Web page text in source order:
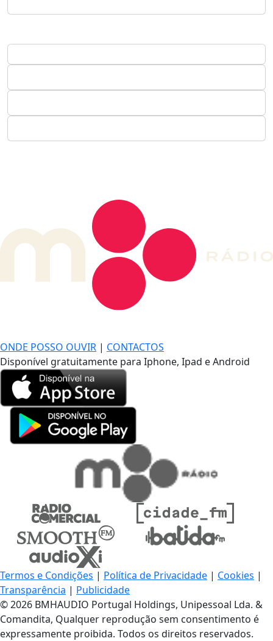
ONDE POSSO OUVIR | CONTACTOS
Disponível gratuitamente para Iphone, Ipad e Android
Termos e Condições | Política de Privacidade | Cookies |
Transparência | Publicidade
© 2026 BMHAUDIO Portugal Holdings, Unipessoal Lda. &
Comandita, Qualquer reprodução sem consentimento é
expressamente proibida. Todos os direitos reservados.